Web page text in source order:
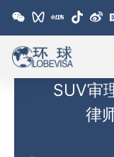
SUV审
律